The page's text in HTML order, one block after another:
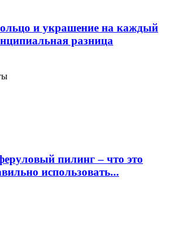
и украшение на каждый
разница
пилинг – что это
использовать...